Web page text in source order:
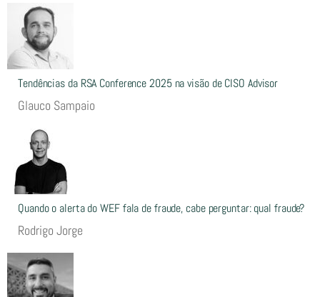
Tendências da RSA Conference 2025 na visão de CISO Advisor
Glauco Sampaio
Quando o alerta do WEF fala de fraude, cabe perguntar: qual fraude?
Rodrigo Jorge